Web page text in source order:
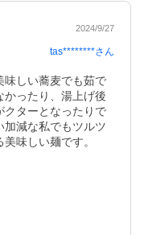
2024/9/27
tas********さん
味しい蕎麦でも茹で
かったり、湯上げ後
クターとなったりで
加減な私でもツルツ
味しい麺です。